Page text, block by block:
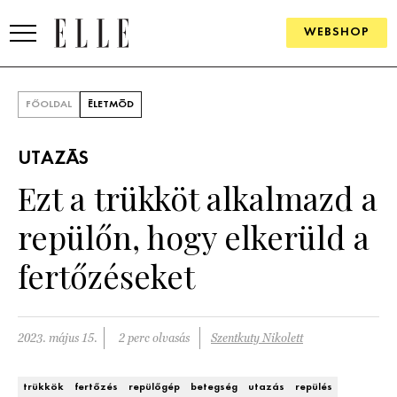
WEBSHOP
SZÉPSÉG
KULTÚRA
ÉLETMÓD
PÁRKAPCSOLAT
FŐOLDAL ÉLETMÓD
UTAZÁS
Ezt a trükköt alkalmazd a
repülőn, hogy elkerüld a
fertőzéseket
2023. május 15. 2 perc olvasás Szentkuty Nikolett
trükkök fertőzés repülőgép betegség utazás repülés